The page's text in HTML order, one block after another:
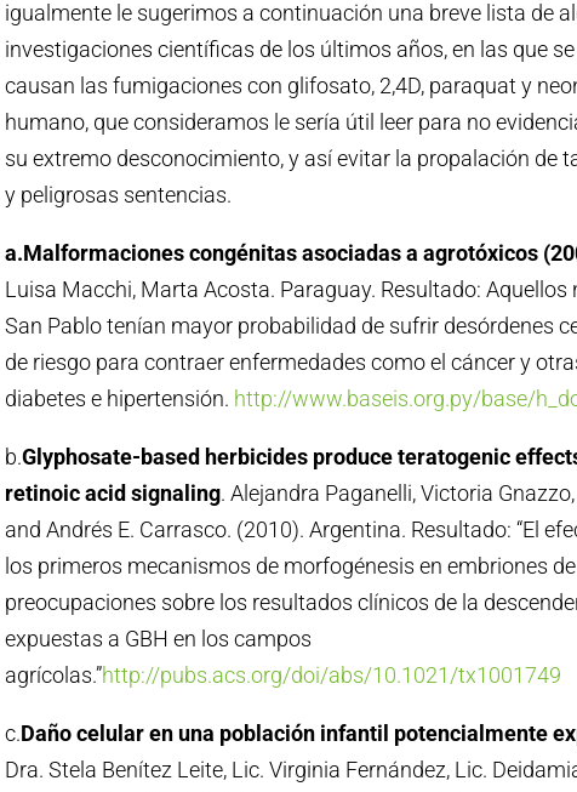
igualmente le sugerimos a continuación una breve lista de
investigaciones científicas de los últimos años, en las que
causan las fumigaciones con glifosato, 2,4D, paraquat y
humano, que consideramos le sería útil leer para no
su extremo desconocimiento, y así evitar la propalación de
y peligrosas sentencias.
a.Malformaciones congénitas asociadas a agrotóxicos
Luisa Macchi, Marta Acosta. Paraguay. Resultado: Aquellos
San Pablo tenían mayor probabilidad de sufrir desórdenes
de riesgo para contraer enfermedades como el cáncer y
diabetes e hipertensión. http://www.baseis.org.py/base/
b.Glyphosate-based herbicides produce teratogenic
retinoic acid signaling. Alejandra Paganelli, Victoria
and Andrés E. Carrasco. (2010). Argentina. Resultado: “El
los primeros mecanismos de morfogénesis en embriones
preocupaciones sobre los resultados clínicos de la
expuestas a GBH en los campos
agrícolas.”http://pubs.acs.org/doi/abs/10.1021/tx1001749
c.Daño celular en una población infantil potencialmente
Dra. Stela Benítez Leite, Lic. Virginia Fernández, Lic.